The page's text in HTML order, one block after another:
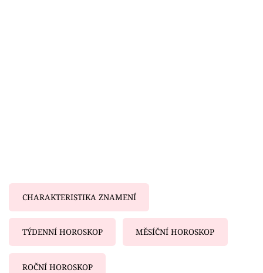
Sledujte nás
CHARAKTERISTIKA ZNAMENÍ
TÝDENNÍ HOROSKOP MĚSÍČNÍ HOROSKOP
ROČNÍ HOROSKOP